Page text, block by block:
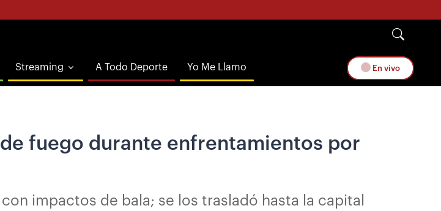
Streaming A Todo Deporte Yo Me Llamo En vivo
fuego durante enfrentamientos por
impactos de bala; se los trasladó hasta la capital